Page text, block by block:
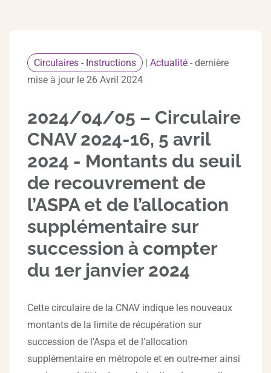
Circulaires - Instructions | Actualité - dernière
mise à jour le 26 Avril 2024
2024/04/05 – Circulaire
CNAV 2024-16, 5 avril
2024 - Montants du seuil
de recouvrement de
l’ASPA et de l’allocation
supplémentaire sur
succession à compter
du 1er janvier 2024
Cette circulaire de la CNAV indique les nouveaux
montants de la limite de récupération sur
succession de l’Aspa et de l’allocation
supplémentaire en métropole et en outre-mer ainsi